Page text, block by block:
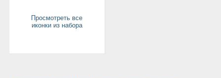
Просмотреть все
иконки из набора